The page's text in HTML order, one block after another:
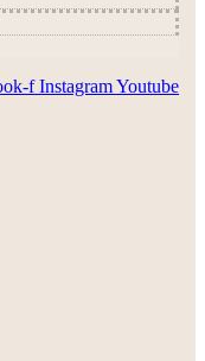
f InstagramYoutube